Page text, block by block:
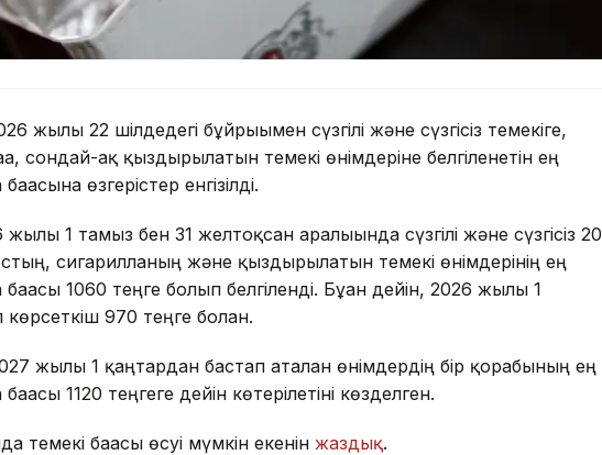
жылғы 22 шілдедегі бұйрығымен сүзгілі және сүзгісіз темекіге,
сондай-ақ қыздырылатын темекі өнімдеріне белгіленетін ең
өзгерістер енгізілді.
1 тамыз бен 31 желтоқсан аралығында сүзгілі және сүзгісіз 20
сигарилланың және қыздырылатын темекі өнімдерінің ең
1060 теңге болып белгіленді. Бұған дейін, 2026 жылғы 1
970 теңге болған.
жылғы 1 қаңтардан бастап аталған өнімдердің бір қорабының ең
1120 теңгеге дейін көтерілетіні көзделген.
темекі бағасы өсуі мүмкін екенін жаздық.